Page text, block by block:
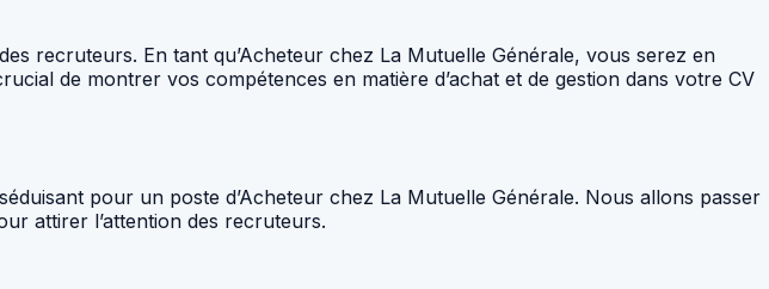
recruteurs. En tant qu’Acheteur chez La Mutuelle Générale, vous serez en
de montrer vos compétences en matière d’achat et de gestion dans votre CV
pour un poste d’Acheteur chez La Mutuelle Générale. Nous allons passer
attirer l’attention des recruteurs.